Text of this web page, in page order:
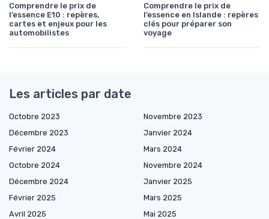
Comprendre le prix de
l’essence E10 : repères,
cartes et enjeux pour les
automobilistes
Comprendre le prix de
l’essence en Islande : repères
clés pour préparer son
voyage
Les articles par date
Octobre 2023
Novembre 2023
Décembre 2023
Janvier 2024
Février 2024
Mars 2024
Octobre 2024
Novembre 2024
Décembre 2024
Janvier 2025
Février 2025
Mars 2025
Avril 2025
Mai 2025